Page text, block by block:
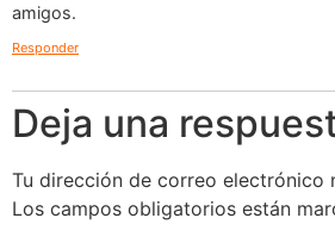
amigos.
Responder
Deja una
Tu dirección de correo electrónico
Los campos obligatorios están